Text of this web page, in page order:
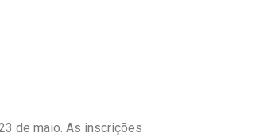
de maio. As inscrições